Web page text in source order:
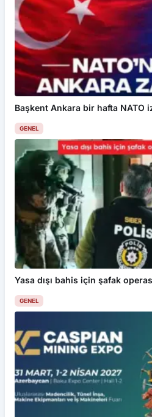
Başkent Ankara bir hafta NATO
GENEL
Yasa dışı bahis için şafak
GENEL